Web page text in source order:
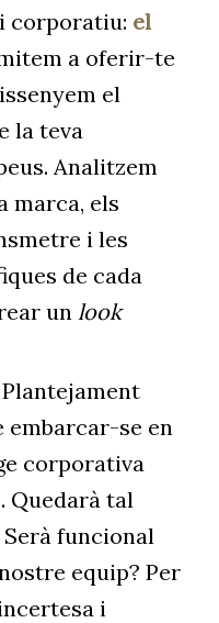
corporatiu: el
a oferir-te
el
la teva
Analitzem
marca, els
i les
de cada
un look
Plantejament
embarcar-se en
corporativa
Quedarà tal
funcional
equip? Per
i